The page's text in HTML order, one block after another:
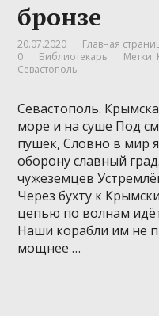
бронзе
20.07.2020 Главная
0
Библиотекарь Метки:
Севастополь
Севастополь.
море и на суше Под
пушек, Словно в мир
оборону славный
чужеземцев
Через бухту к
цепью по волнам
Наши корабли им не
мощнее …